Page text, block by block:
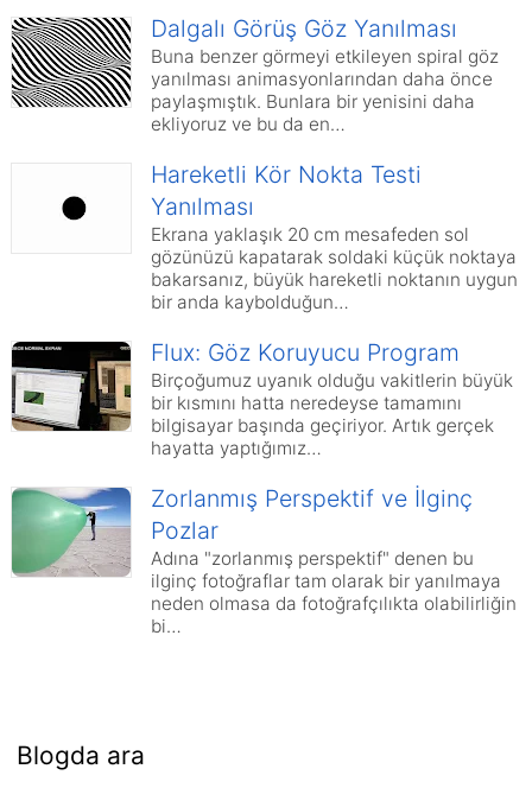
Dalgalı Görüş Göz Yanılması
Buna benzer görmeyi etkileyen spiral göz
yanılması animasyonlarından daha önce
paylaşmıştık. Bunlara bir yenisini daha
ekliyoruz ve bu da en…
Hareketli Kör Nokta Testi
Yanılması
Ekrana yaklaşık 20 cm mesafeden sol
gözünüzü kapatarak soldaki küçük noktaya
bakarsanız, büyük hareketli noktanın uygun
bir anda kaybolduğun…
Flux: Göz Koruyucu Program
Birçoğumuz uyanık olduğu vakitlerin büyük
bir kısmını hatta neredeyse tamamını
bilgisayar başında geçiriyor. Artık gerçek
hayatta yaptığımız…
Zorlanmış Perspektif ve İlginç
Pozlar
Adına "zorlanmış perspektif" denen bu
ilginç fotoğraflar tam olarak bir yanılmaya
neden olmasa da fotoğrafçılıkta olabilirliğin
bi…
Blogda ara